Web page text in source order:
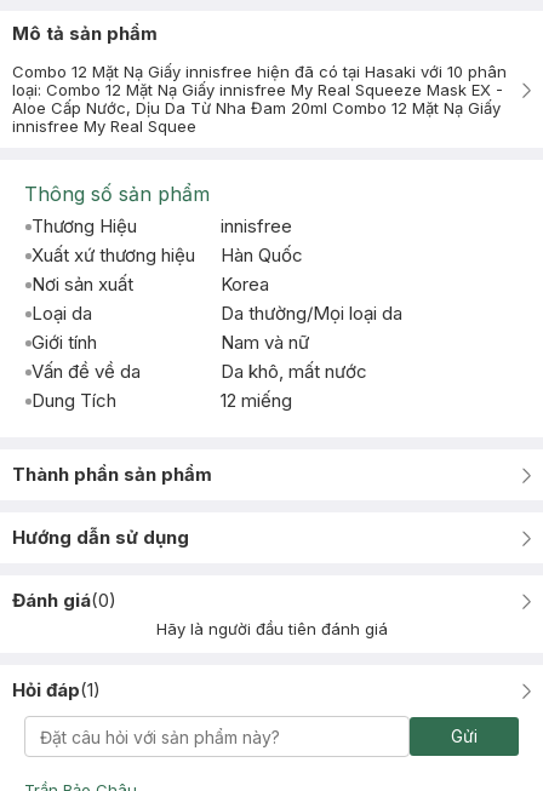
Mô tả sản phẩm
Combo 12 Mặt Nạ Giấy innisfree hiện đã có tại Hasaki với 10 phân
loại: Combo 12 Mặt Nạ Giấy innisfree My Real Squeeze Mask EX -
Aloe Cấp Nước, Dịu Da Từ Nha Đam 20ml Combo 12 Mặt Nạ Giấy
innisfree My Real Squee
Thông số sản phẩm
Thương Hiệu
innisfree
Xuất xứ thương hiệu
Hàn Quốc
Nơi sản xuất
Korea
Loại da
Da thường/Mọi loại da
Giới tính
Nam và nữ
Vấn đề về da
Da khô, mất nước
Dung Tích
12 miếng
Thành phần sản phẩm
Hướng dẫn sử dụng
Đánh giá(0)
Hãy là người đầu tiên đánh giá
Hỏi đáp(1)
Gửi